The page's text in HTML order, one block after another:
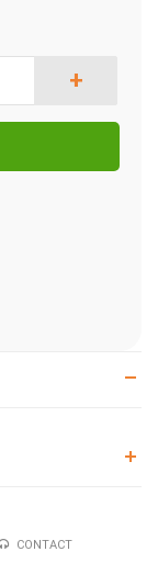
+
CONTACT